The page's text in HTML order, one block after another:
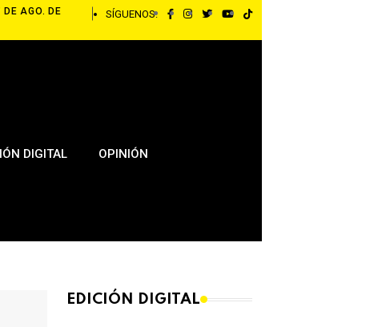
AGO. DE
SÍGUENOS:
DIGITAL OPINIÓN
EDICIÓN DIGITAL